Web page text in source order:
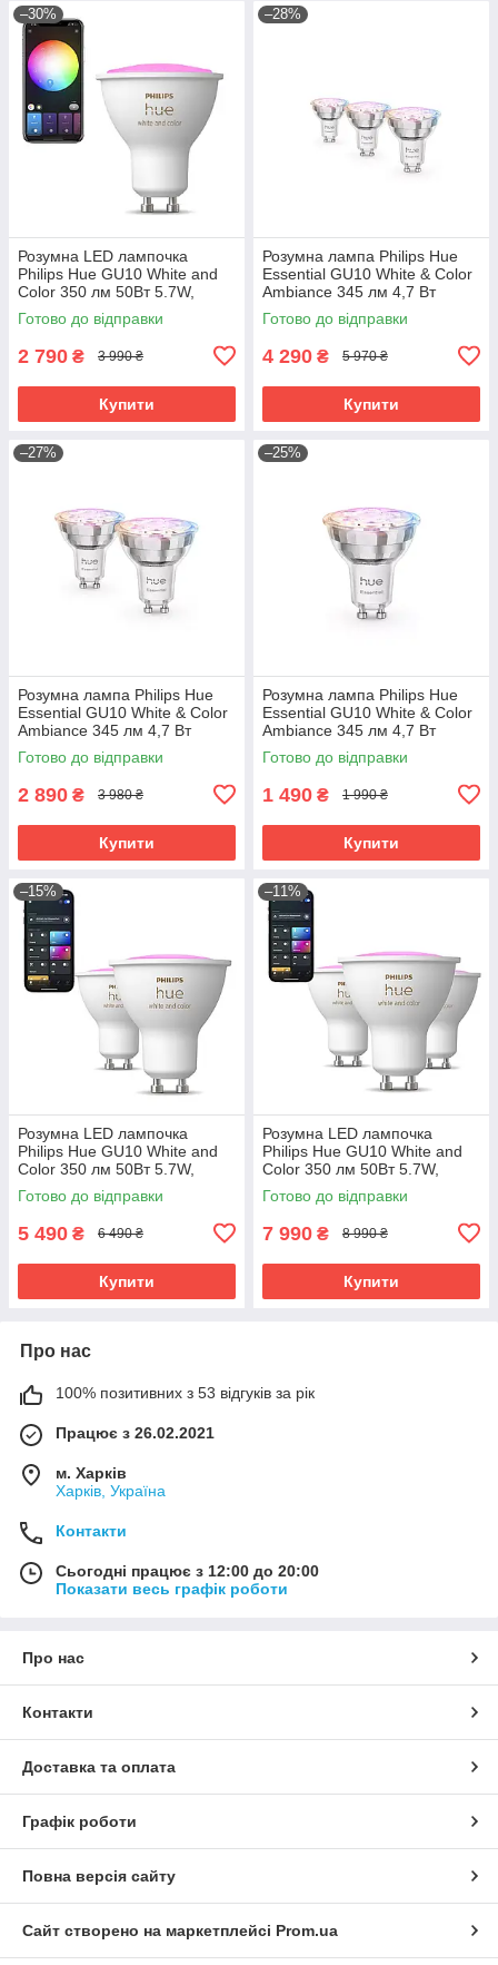
–30%
Розумна LED лампочка
Philips Hue GU10 White and
Color 350 лм 50Вт 5.7W,
ZigBee, Bluetooth, Apple
HomeKit, 1 шт.
Готово до відправки
2 790 ₴ 3 990 ₴
Купити
–28%
Розумна лампа Philips Hue
Essential GU10 White & Color
Ambiance 345 лм 4,7 Вт
Bluetooth Zigbee 3 шт.
Готово до відправки
4 290 ₴ 5 970 ₴
Купити
–27%
Розумна лампа Philips Hue
Essential GU10 White & Color
Ambiance 345 лм 4,7 Вт
Bluetooth Zigbee 2 шт.
Готово до відправки
2 890 ₴ 3 980 ₴
Купити
–25%
Розумна лампа Philips Hue
Essential GU10 White & Color
Ambiance 345 лм 4,7 Вт
Bluetooth Zigbee 1 шт.
Готово до відправки
1 490 ₴ 1 990 ₴
Купити
–15%
Розумна LED лампочка
Philips Hue GU10 White and
Color 350 лм 50Вт 5.7W,
ZigBee, Bluetooth, Apple
HomeKit, 2 шт.
Готово до відправки
5 490 ₴ 6 490 ₴
Купити
–11%
Розумна LED лампочка
Philips Hue GU10 White and
Color 350 лм 50Вт 5.7W,
ZigBee, Bluetooth, Apple
HomeKit, 3 шт.
Готово до відправки
7 990 ₴ 8 990 ₴
Купити
Про нас
100% позитивних з 53 відгуків за рік
Працює з 26.02.2021
м. Харків
Харків, Україна
Контакти
Сьогодні працює з 12:00 до 20:00
Показати весь графік роботи
Про нас
Контакти
Доставка та оплата
Графік роботи
Повна версія сайту
Сайт створено на маркетплейсі Prom.ua